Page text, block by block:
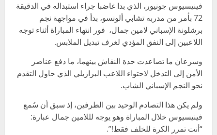
فينيسيوس جونيور، الذي بدا غاضبا جراء استبداله في الدقيقة
72 بأمر من مدربه تشابي ألونسو، بدأ في مواجهة نجم
برشلونة الإسباني لامين جمال، فور انتهاء المباراة أثناء توجه
اللاعبين إلى النفق المؤدي لغرف تبديل الملابس.
وسرعان ما تصاعدت حدة النقاش بينهما، ما دفع عناصر
الأمن إلى التدخل لاحتواء اللاعب البرازيلي الذي حاول التقدم
نحو النجم الإسباني الشاب.
ولم يكن هذا التصادم الوحيد بين الطرفين، إذ سبق أن سُمع
فينيسيوس خلال المباراة وهو يوجه لللامين جمال عبارة:
“أنت تمرر الكرة للخلف فقط!”.